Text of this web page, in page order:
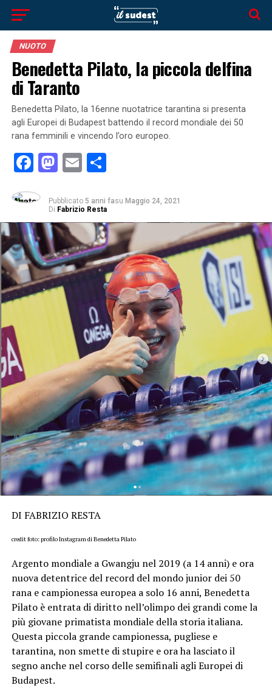
NUOTO
Benedetta Pilato, la piccola delfina
di Taranto
Benedetta Pilato, la 16enne nuotatrice tarantina si presenta
agli Europei di Budapest battendo il record mondiale dei 50
rana femminili e vincendo l’oro europeo.
Facebook
Mastodon
EmailCondividi
Pubblicato 5 anni fasu Maggio 24, 2021
Di Fabrizio Resta
DI FABRIZIO RESTA
credit foto: profilo Instagram di Benedetta Pilato
Argento mondiale a Gwangju nel 2019 (a 14 anni) e ora
nuova detentrice del record del mondo junior dei 50
rana e campionessa europea a solo 16 anni, Benedetta
Pilato è entrata di diritto nell’olimpo dei grandi come la
più giovane primatista mondiale della storia italiana.
Questa piccola grande campionessa, pugliese e
tarantina, non smette di stupire e ora ha lasciato il
segno anche nel corso delle semifinali agli Europei di
Budapest.